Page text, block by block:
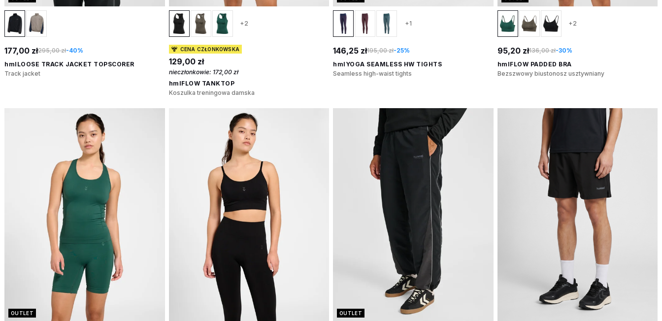
177,00 zł295,00 zł-40%
hmlLOOSE TRACK JACKET TOPSCORER
Track jacket
+2
CENA CZŁONKOWSKA
129,00 zł
nieczłonkowie: 172,00 zł
hmlFLOW TANKTOP
Koszulka treningowa damska
+1
146,25 zł195,00 zł-25%
hmlYOGA SEAMLESS HW TIGHTS
Seamless high-waist tights
+2
95,20 zł136,00 zł-30%
hmlFLOW PADDED BRA
Bezszwowy biustonosz usztywniany
OUTLET OUTLET